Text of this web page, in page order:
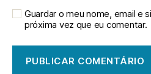
Guardar o meu nome, email e
próxima vez que eu comentar.